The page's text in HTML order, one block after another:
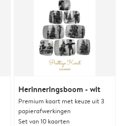
Herinneringsboom - wit
Premium kaart met keuze uit 3
papierafwerkingen
Set van 10 kaarten